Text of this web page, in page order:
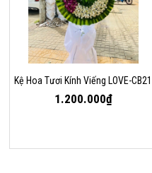
Kệ Hoa Tươi Kính Viếng LOVE-CB21
1.200.000₫